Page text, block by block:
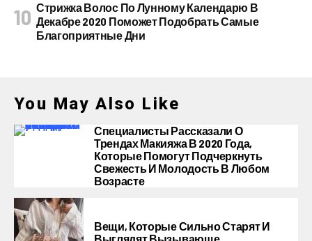
Стрижка Волос По Лунному Календарю В
Декабре 2020 Поможет Подобрать Самые
Благоприятные Дни
You May Also Like
Специалисты Рассказали О
Трендах Макияжа В 2020 Года,
Которые Помогут Подчеркнуть
Свежесть И Молодость В Любом
Возрасте
Вещи, Которые Сильно Старят И